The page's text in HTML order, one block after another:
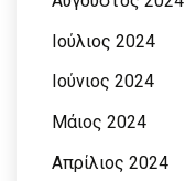
Ιούλιος 2024
Ιούνιος 2024
Μάιος 2024
Απρίλιος 2024